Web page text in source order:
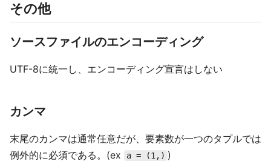
その他
ソースファイルのエンコーディング
UTF-8に統一し、エンコーディング宣言はしない
カンマ
末尾のカンマは通常任意だが、要素数が一つのタプルでは
例外的に必須である。(ex
a = (1,) )